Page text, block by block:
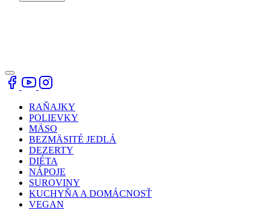
RAŇAJKY
POLIEVKY
MÄSO
BEZMÄSITÉ JEDLÁ
DEZERTY
DIÉTA
NÁPOJE
SUROVINY
KUCHYŇA A DOMÁCNOSŤ
VEGAN